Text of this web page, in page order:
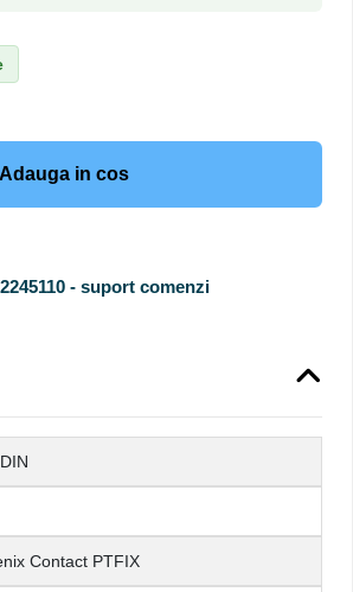
Adauga in cos
- suport comenzi
Contact PTFIX